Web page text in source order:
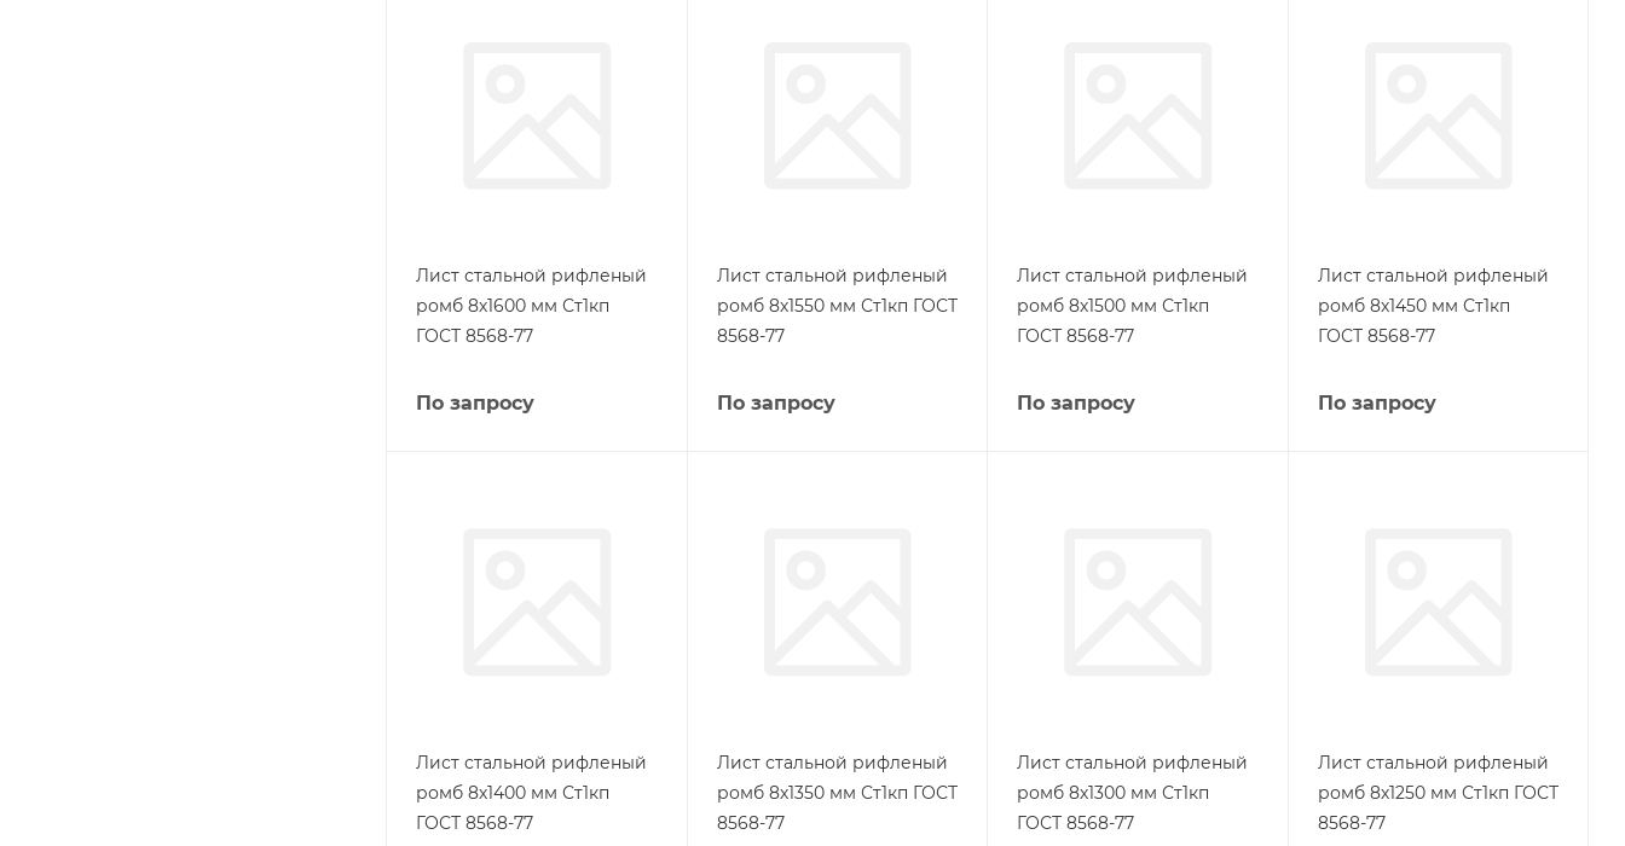
Лист стальной рифленый
ромб 8х1600 мм Ст1кп
ГОСТ 8568-77
По запросу
Лист стальной рифленый
ромб 8х1550 мм Ст1кп ГОСТ
8568-77
По запросу
Лист стальной рифленый
ромб 8х1500 мм Ст1кп
ГОСТ 8568-77
По запросу
Лист стальной рифленый
ромб 8х1450 мм Ст1кп
ГОСТ 8568-77
По запросу
Лист стальной рифленый
ромб 8х1400 мм Ст1кп
ГОСТ 8568-77
Лист стальной рифленый
ромб 8х1350 мм Ст1кп ГОСТ
8568-77
Лист стальной рифленый
ромб 8х1300 мм Ст1кп
ГОСТ 8568-77
Лист стальной рифленый
ромб 8х1250 мм Ст1кп ГОСТ
8568-77